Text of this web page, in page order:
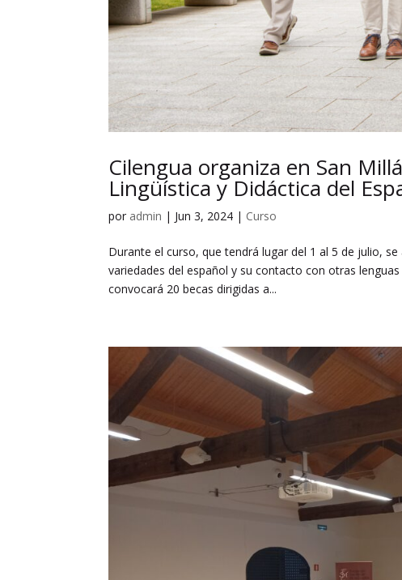
Cilengua organiza en San
Lingüística y Didáctica del
por admin | Jun 3, 2024 | Curso
Durante el curso, que tendrá lugar del 1 al 5 de julio,
variedades del español y su contacto con otras
convocará 20 becas dirigidas a...